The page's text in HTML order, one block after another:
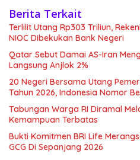
Berita Terkait
Terlilit Utang Rp303 Triliun,
NIOC Dibekukan Bank Negeri
Qatar Sebut Damai AS-Iran
Langsung Anjlok 2%
20 Negeri Bersama Utang
Tahun 2026, Indonesia Nomor
Tabungan Warga RI Diramal
Kemampuan Terbatas
Bukti Komitmen BRI Life
GCG Di Sepanjang 2026